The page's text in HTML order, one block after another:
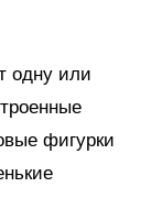
одну или
фигурки